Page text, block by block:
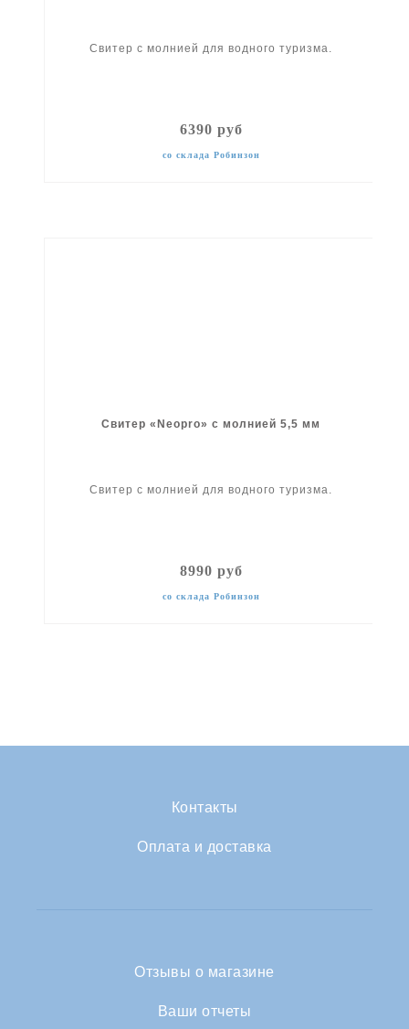
Свитер с молнией для водного туризма.
6390 руб
со склада Робинзон
Свитер «Neopro» с молнией 5,5 мм
Свитер с молнией для водного туризма.
8990 руб
со склада Робинзон
Контакты
Оплата и доставка
Отзывы о магазине
Ваши отчеты